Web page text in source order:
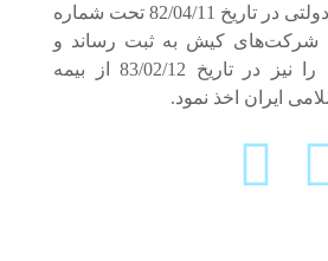
موسسات بیمه غیر دولتی در تاریخ 82/04/11 تحت شماره
ثبت شرکت‌های کیش به ثبت رساند و
پروانه فعالیت خود را نیز در تاریخ 83/02/12 از بیمه
ایران اخذ نمود.